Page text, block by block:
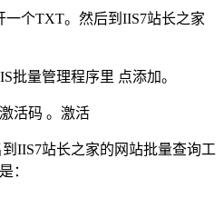
个TXT。然后到IIS7站长之家
批量管理程序里 点添加。
活码 。激活
IIS7站长之家的网站批量查询工
：